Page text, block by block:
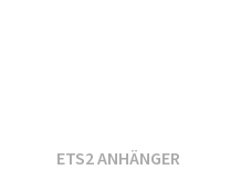
ETS2 ANHÄNGER